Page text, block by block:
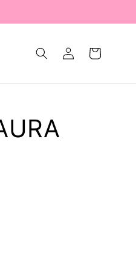
ConnexionPanier